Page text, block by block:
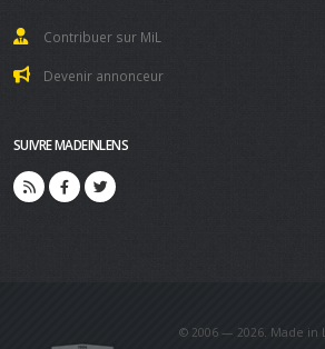
Contribuer sur MiL
Devenir annonceur
SUIVRE MADEINLENS
© 2006 — 2026. Made in